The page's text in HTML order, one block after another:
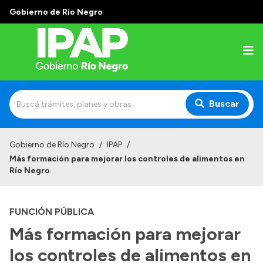
Gobierno de Río Negro
Buscar
Institucional
Autoridades
Alumnos
Docentes y Capacitadores
Gobierno de Río Negro / IPAP /
Más formación para mejorar los controles de alimentos en
Río Negro
FUNCIÓN PÚBLICA
Más formación para mejorar
los controles de alimentos en